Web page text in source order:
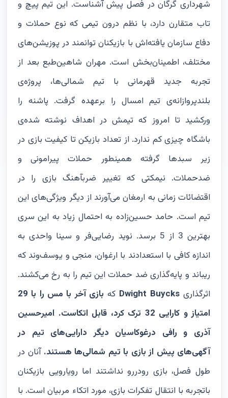
شهرداری گرگان در فصل پیش آشناست. این تیم پیچ و
تاب متقارن دارد، با نظم درون تیمی که نوع حملات و
دفاع سازمان یافته‌اش با بازیکنان توانمند در پوزیشن‌های
مختلف، اطمینان‌بخش است. مهران شاهین‌طبع بعد از
تجربه جدید قهرمانی با تیم شمالی‌ها، پروژه‌ی
بلندپروازانه‌ی تیم امسال را برعهده گرفت. پاشنه را
ورکشید تا امروز که تیمش در اهداف نوشته شده‌ی
باشگاه چیزی کم ندارد. از تعداد بازیکن تا کیفیت بازی در
زیر سبدها گرفته همینطور حملات پیرامونی و
ضدحملات. نیمکتی که تغییر ضربآهنگ بازی را در
اقتضائات زمانی به ارمغان می‌آورند از دیگر ویژگی‌های این
تیم است. حامد حسین‌زاده به احتمال زیاد به این سری
بهترین 3 از 5 برسد. نوید رضایی‌فر و سینا واحدی به
اندازه کافی با استعدادند با ارغوان، منجی و یوسف‌وند که
ریباند و پایه‌گذاری ضد حملات این تیم را به رخ می‌کشند.
اثرگذاریDwight Buycks که
بازی آخر با مس را با 29
امتیاز و کارایی 32 ترک کرد، قابل اتکاست. امیرحسین
آذری و رافی درغوکاسیان دیگر دارایی‌های تیم در
آگهی‌های پیش از بازی با تیم شمالی‌ها هستند.آنان در
طول فصل، بازی رودررو نداشتند اما رویارویی بازیکنان
باتجربه با انتقال تفکرات بازی، مورد اتکاء مربیان است. با